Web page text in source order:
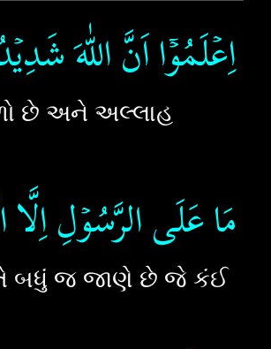
اِعۡلَمُوۡۤا اَنَّ اللّٰهَ
છે અને અલ્લાહ
مَا عَلَى الرَّسُوۡلِ اِلَّا
તે બધું જ જાણે છે જે કંઈ